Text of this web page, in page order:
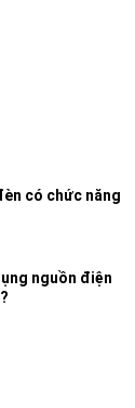
có chức năng
nguồn điện